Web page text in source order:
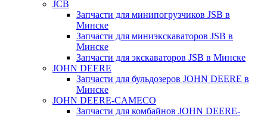
JCB
Запчасти для минипогрузчиков JSB в
Минске
Запчасти для миниэкскаваторов JSB в
Минске
Запчасти для экскаваторов JSB в Минске
JOHN DEERE
Запчасти для бульдозеров JOHN DEERE в
Минске
JOHN DEERE-CAMECO
Запчасти для комбайнов JOHN DEERE-